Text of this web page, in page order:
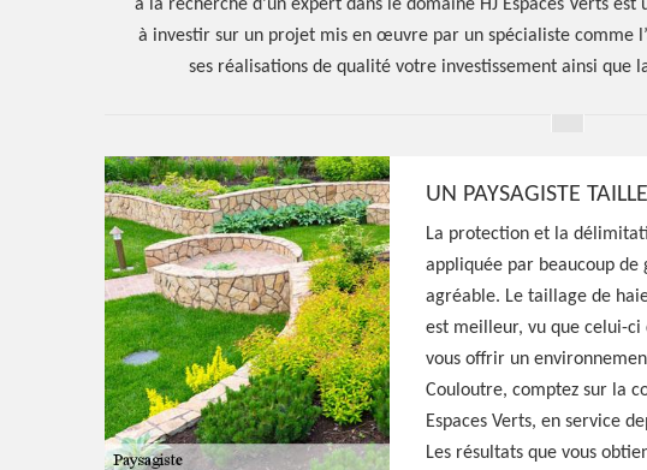
Hoerter Joseph Elagage 58
Artisan paysagiste
Couloutre 58220
Excellent paysagiste à Couloutre 58220, HJ Espaces
entreprise à l'écoute qui peut aménager votre
idées et exigences, prestation pas cher
à la recherche d’un expert dans le domaine HJ Espaces Verts
à investir sur un projet mis en œuvre par un spécialiste comme
ses réalisations de qualité votre investissement ainsi que
UN PAYSAGISTE
La protection et la
appliquée par beaucoup de
agréable. Le taillage de
est meilleur, vu que celui-
vous offrir un
Couloutre, comptez sur la
Espaces Verts, en service
Les résultats que vous